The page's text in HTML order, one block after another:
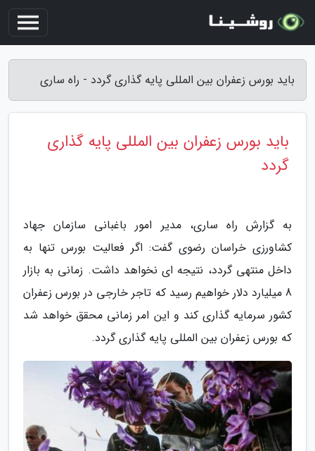
باید بورس زعفران بین المللی پایه گذاری گردد - راه ساری
باید بورس زعفران بین المللی پایه گذاری
گردد
به گزارش راه ساری، مدیر امور باغبانی سازمان جهاد
کشاورزی خراسان رضوی گفت: اگر فعالیت بورس تنها به
داخل منتهی گردد، نتیجه ای نخواهد داشت. زمانی به بازار
8 میلیارد دلار خواهیم رسید که تاجر خارجی در بورس زعفران
کشور سرمایه گذاری کند و این امر زمانی محقق خواهد شد
که بورس زعفران بین المللی پایه گذاری گردد.